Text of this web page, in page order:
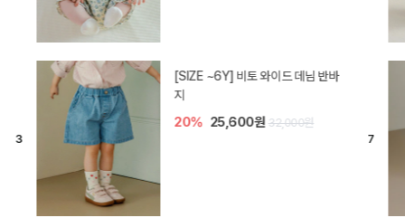
[SIZE ~6Y] 라핀 카프리 팬츠
30%